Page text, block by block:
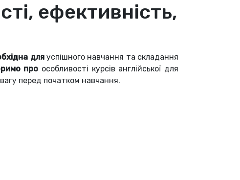
ефективність,
дляуспішного навчання та складання
про особливості курсів англійської для
перед початком навчання.